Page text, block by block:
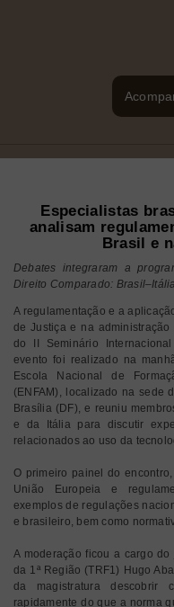
Especialistas
analisam
Brasil e
Debates integraram a
Direito Comparado: Brasil–Itália
A regulamentação e a
de Justiça e na
do II Seminário
evento foi realizado na
Escola Nacional de
(ENFAM), localizado na sede
Brasília (DF), e reuniu
e da Itália para discutir
relacionados ao uso da
O primeiro painel do
União Europeia e
exemplos de regulações
e brasileiro, bem como
A moderação ficou a cargo
da 1ª Região (TRF1) Hugo
da magistratura descobrir
rapidamente do que a norma